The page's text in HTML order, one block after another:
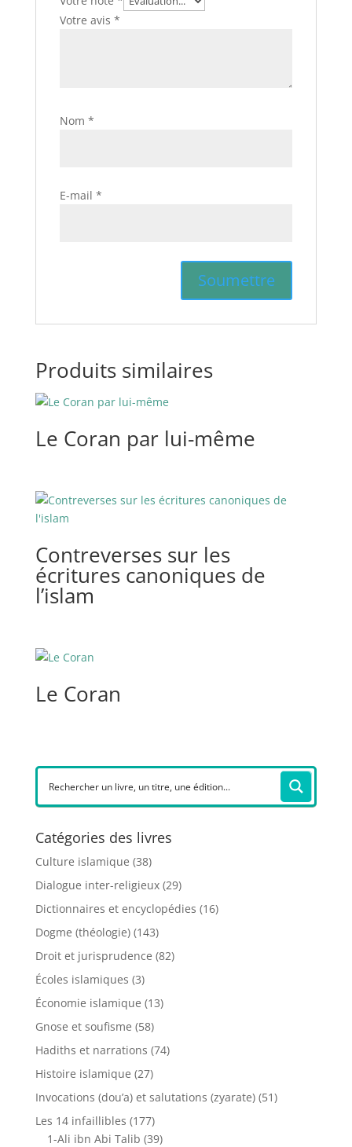
Votre avis *
Nom *
E-mail *
Produits similaires
Le Coran par lui-même
Contreverses sur les
écritures canoniques de
l’islam
Le Coran
Catégories des livres
Culture islamique (38)
Dialogue inter-religieux (29)
Dictionnaires et encyclopédies (16)
Dogme (théologie) (143)
Droit et jurisprudence (82)
Écoles islamiques (3)
Économie islamique (13)
Gnose et soufisme (58)
Hadiths et narrations (74)
Histoire islamique (27)
Invocations (dou’a) et salutations (zyarate) (51)
Les 14 infaillibles (177)
1-Ali ibn Abi Talib (39)